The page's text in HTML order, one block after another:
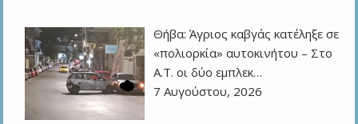
Θήβα: Άγριος καβγάς κατέληξε σε
«πολιορκία» αυτοκινήτου – Στο
Α.Τ. οι δύο εμπλεκ…
7 Αυγούστου, 2026